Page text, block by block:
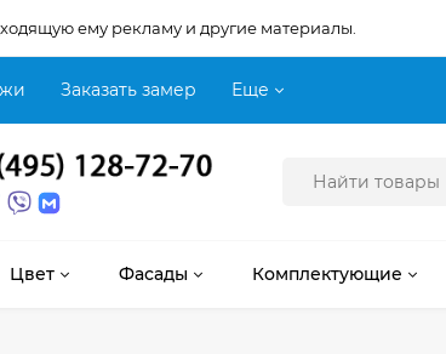
ему рекламу и другие материалы.
Заказать замер Еще
Цвет Фасады Комплектующие